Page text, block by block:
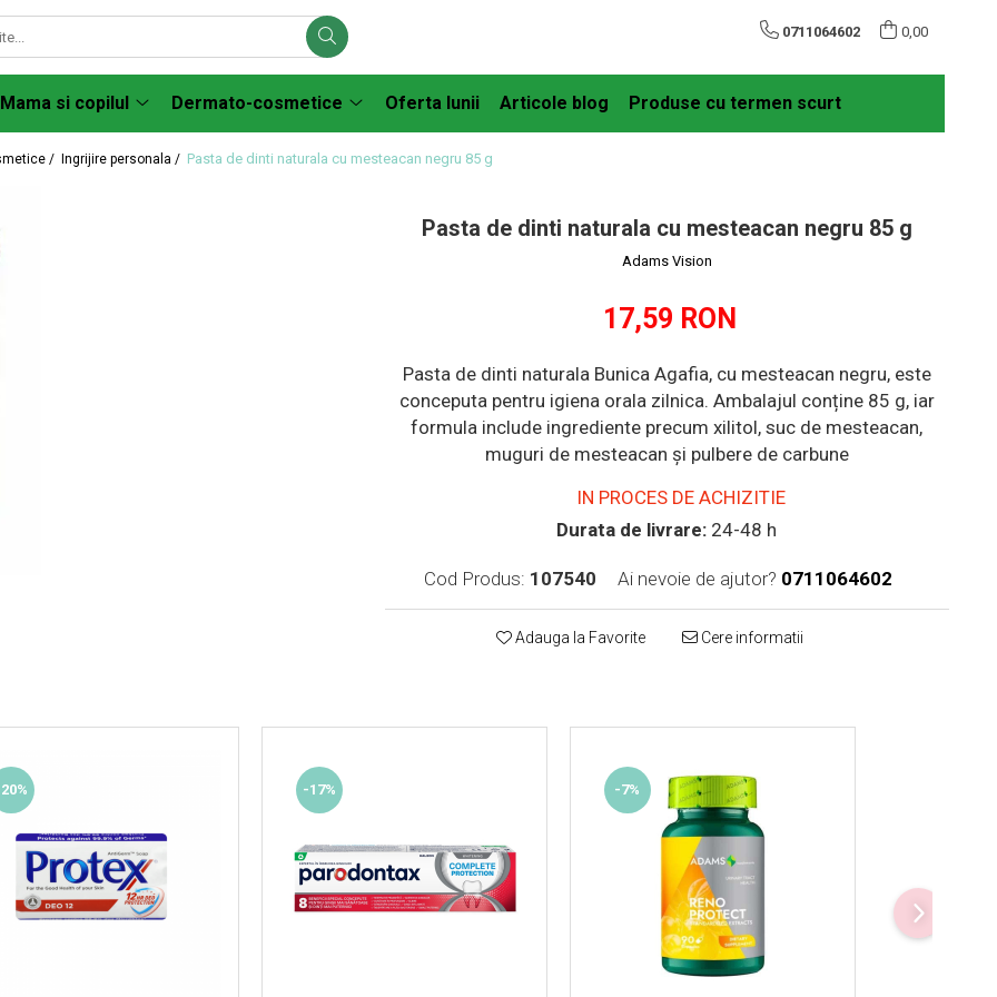
0711064602 0,00
Mama si copilul Dermato-cosmetice Oferta lunii Articole blog Produse cu termen scurt
/ Ingrijire personala / Pasta de dinti naturala cu mesteacan negru 85 g
Pasta de dinti naturala cu mesteacan negru 85 g
Adams Vision
17,59 RON
Pasta de dinti naturala Bunica Agafia, cu mesteacan negru, este
conceputa pentru igiena orala zilnica. Ambalajul conține 85 g, iar
formula include ingrediente precum xilitol, suc de mesteacan,
muguri de mesteacan și pulbere de carbune
IN PROCES DE ACHIZITIE
Durata de livrare: 24-48 h
Cod Produs: 107540 Ai nevoie de ajutor? 0711064602
Adauga la Favorite Cere informatii
-17% -7%
-6%